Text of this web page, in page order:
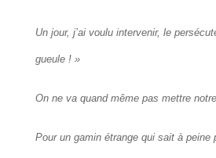
Un jour, j’ai voulu intervenir, le
gueule ! »
On ne va quand même pas mettre
Pour un gamin étrange qui sait à peine